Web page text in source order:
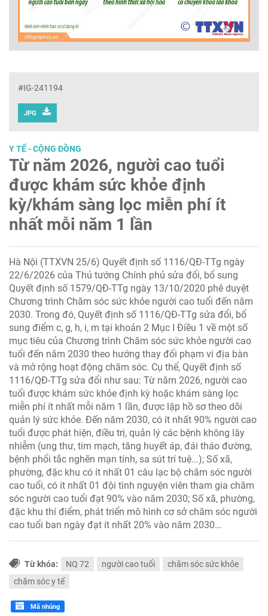
#IG-241194
JPG
Y TẾ - CỘNG ĐỒNG
Từ năm 2026, người cao tuổi
được khám sức khỏe định
kỳ/khám sàng lọc miễn phí ít
nhất mỗi năm 1 lần
Hà Nội (TTXVN 25/6) Quyết định số 1116/QĐ-TTg ngày
22/6/2026 của Thủ tướng Chính phủ sửa đổi, bổ sung
Quyết định số 1579/QĐ-TTg ngày 13/10/2020 phê duyệt
Chương trình Chăm sóc sức khỏe người cao tuổi đến năm
2030. Trong đó, Quyết định số 1116/QĐ-TTg sửa đổi, bổ
sung điểm c, g, h, i, m tại khoản 2 Mục I Điều 1 về một số
mục tiêu của Chương trình Chăm sóc sức khỏe người cao
tuổi đến năm 2030 theo hướng thay đổi phạm vi địa bàn
và mở rộng hoạt động chăm sóc. Cụ thể, Quyết định số
1116/QĐ-TTg sửa đổi như sau: Từ năm 2026, người cao
tuổi được khám sức khỏe định kỳ hoặc khám sàng lọc
miễn phí ít nhất mỗi năm 1 lần, được lập hồ sơ theo dõi
quản lý sức khỏe. Đến năm 2030, có ít nhất 90% người cao
tuổi được phát hiện, điều trị, quản lý các bệnh không lây
nhiễm (ung thư, tim mạch, tăng huyết áp, đái tháo đường,
bệnh phổi tắc nghẽn mạn tính, sa sút trí tuệ...); Số xã,
phường, đặc khu có ít nhất 01 câu lạc bộ chăm sóc người
cao tuổi, có ít nhất 01 đội tình nguyện viên tham gia chăm
sóc người cao tuổi đạt 90% vào năm 2030; Số xã, phường,
đặc khu thí điểm, phát triển mô hình cơ sở chăm sóc người
cao tuổi ban ngày đạt ít nhất 20% vào năm 2030…
Từ khóa: NQ 72 người cao tuổi
chăm sóc sức khỏe
chăm sóc y tế
Mã nhúng